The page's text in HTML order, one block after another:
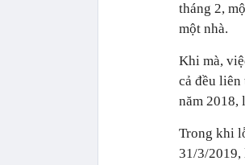
tháng 2,
một nhà.
Khi mà,
cả đều liên
năm 2018,
Trong khi
31/3/2019,